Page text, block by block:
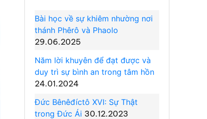
Bài học về sự khiêm nhường nơi
thánh Phêrô và Phaolo
29.06.2025
Năm lời khuyên để đạt được và
duy trì sự bình an trong tâm hồn
24.01.2024
Đức Bênêđíctô XVI: Sự Thật
trong Đức Ái 30.12.2023